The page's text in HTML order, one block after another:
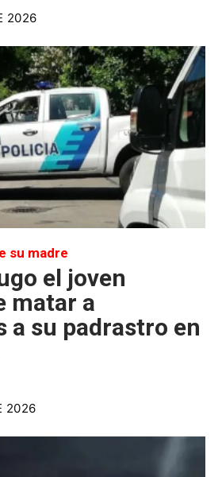
2026
su madre
el joven
matar a
a su padrastro en
2026